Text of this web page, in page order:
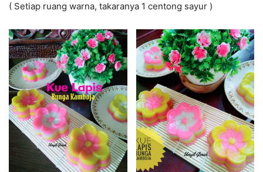
( Setiap ruang warna, takaranya 1 centong sayur )